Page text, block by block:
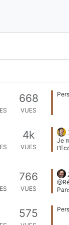
668
VUES
4k
VUES
Je
766
VUES
575